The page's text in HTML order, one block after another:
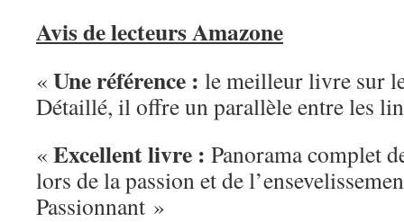
Avis de lecteurs Amazone
« Une référence : le meilleur livre sur
Détaillé, il offre un parallèle entre les
« Excellent livre : Panorama complet
lors de la passion et de
Passionnant »